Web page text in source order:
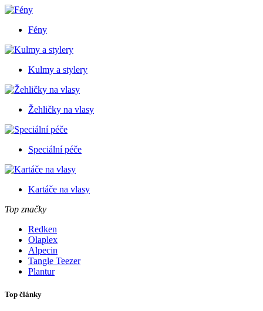
Fény
Kulmy a stylery
Žehličky na vlasy
Speciální péče
Kartáče na vlasy
Top značky
Redken
Olaplex
Alpecin
Tangle Teezer
Plantur
Top články